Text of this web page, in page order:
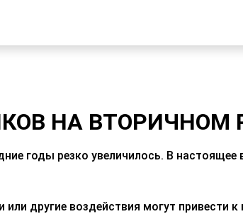
НА ВТОРИЧНОМ
годы резко увеличилось. В настоящее
другие воздействия могут привести